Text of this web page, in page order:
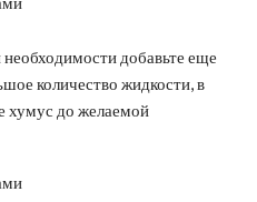
добавьте еще
количество жидкости, в
хумус до желаемой